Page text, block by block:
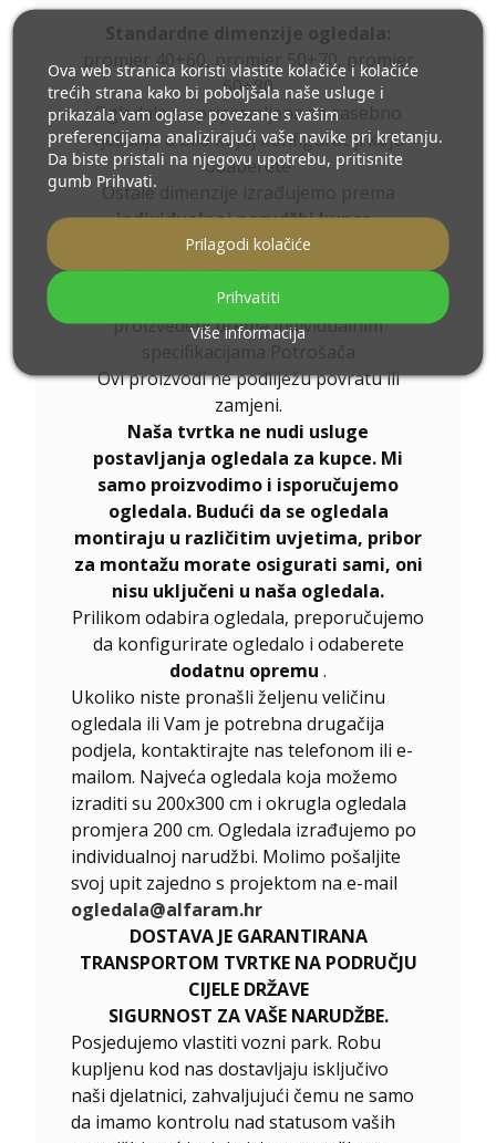
promjer 40+60, promjer 50+70, promjer
60+80
Ogledala su pripremljena za zasebno
vješanje u bilo kojoj konfiguraciji koju
odaberete
Ostale dimenzije izrađujemo prema
individualnoj narudžbi kupca.
Ukoliko uz naručeni proizvod odaberete
dodatnu opremu, isti postaje
nemontažni artikl,
proizvedeni prema individualnim
Ovi proizvodi ne podliježu povratu ili
zamjeni.
Naša tvrtka ne nudi usluge
postavljanja ogledala za kupce. Mi
samo proizvodimo i isporučujemo
ogledala. Budući da se ogledala
montiraju u različitim uvjetima, pribor
za montažu morate osigurati sami, oni
nisu uključeni u naša ogledala.
Prilikom odabira ogledala, preporučujemo
da konfigurirate ogledalo i odaberete
dodatnu opremu .
Ukoliko niste pronašli željenu veličinu
ogledala ili Vam je potrebna drugačija
podjela, kontaktirajte nas telefonom ili e-
mailom. Najveća ogledala koja možemo
izraditi su 200x300 cm i okrugla ogledala
promjera 200 cm. Ogledala izrađujemo po
individualnoj narudžbi. Molimo pošaljite
svoj upit zajedno s projektom na e-mail
ogledala@alfaram.hr
DOSTAVA JE GARANTIRANA
TRANSPORTOM TVRTKE NA PODRUČJU
CIJELE DRŽAVE
SIGURNOST ZA VAŠE NARUDŽBE.
Posjedujemo vlastiti vozni park. Robu
kupljenu kod nas dostavljaju isključivo
naši djelatnici, zahvaljujući čemu ne samo
da imamo kontrolu nad statusom vaših
Ova web stranica koristi vlastite kolačiće i kolačiće
trećih strana kako bi poboljšala naše usluge i
prikazala vam oglase povezane s vašim
preferencijama analizirajući vaše navike pri kretanju.
Da biste pristali na njegovu upotrebu, pritisnite
gumb Prihvati.
Više informacija
Prilagodi kolačiće
Prihvatiti